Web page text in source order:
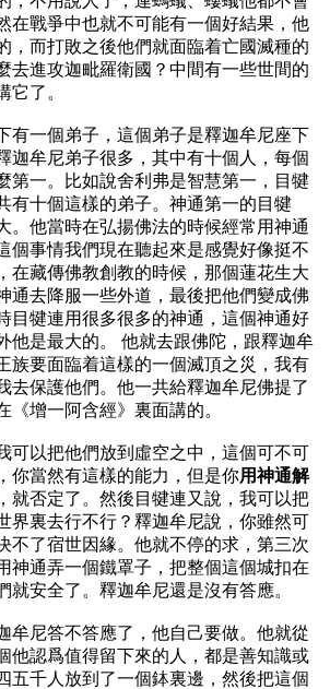
在戰爭中也就不可能有一個好結果，他
，而打敗之後他們就面臨着亡國滅種的
去進攻迦毗羅衛國？中間有一些世間的
它了。
有一個弟子，這個弟子是釋迦牟尼座下
迦牟尼弟子很多，其中有十個人，每個
第一。比如說舍利弗是智慧第一，目犍
有十個這樣的弟子。神通第一的目犍
。他當時在弘揚佛法的時候經常用神通
個事情我們現在聽起來是感覺好像挺不
在藏傳佛教創教的時候，那個蓮花生大
通去降服一些外道，最後把他們變成佛
目犍連用很多很多的神通，這個神通好
他是最大的。 他就去跟佛陀，跟釋迦牟
族要面臨着這樣的一個滅頂之災，我有
去保護他們。他一共給釋迦牟尼佛提了
《增一阿含經》裏面講的。
可以把他們放到虛空之中，這個可不可
你當然有這樣的能力，但是你用神通解
，就否定了。然後目犍連又說，我可以把
界裏去行不行？釋迦牟尼說，你雖然可
不了宿世因緣。他就不停的求，第三次
神通弄一個鐵罩子，把整個這個城扣在
就安全了。釋迦牟尼還是沒有答應。
牟尼答不答應了，他自己要做。他就從
他認爲值得留下來的人，都是善知識或
五千人放到了一個鉢裏邊，然後把這個